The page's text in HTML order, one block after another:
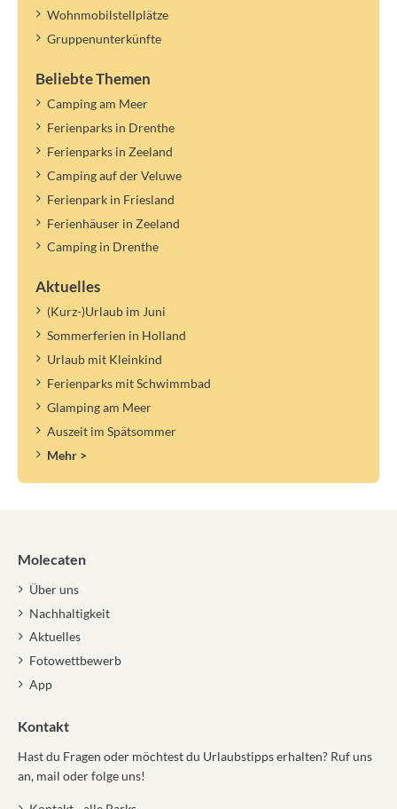
Wohnmobilstellplätze
Gruppenunterkünfte
Beliebte Themen
Camping am Meer
Ferienparks in Drenthe
Ferienparks in Zeeland
Camping auf der Veluwe
Ferienpark in Friesland
Ferienhäuser in Zeeland
Camping in Drenthe
Aktuelles
(Kurz-)Urlaub im Juni
Sommerferien in Holland
Urlaub mit Kleinkind
Ferienparks mit Schwimmbad
Glamping am Meer
Auszeit im Spätsommer
Mehr >
Molecaten
Über uns
Nachhaltigkeit
Aktuelles
Fotowettbewerb
App
Kontakt
Hast du Fragen oder möchtest du Urlaubstipps erhalten? Ruf uns
an, mail oder folge uns!